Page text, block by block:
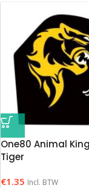
One80 Animal
Tiger
€1.35 Incl. BTW